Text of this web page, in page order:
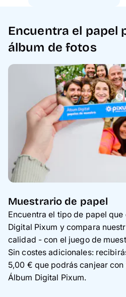
Encuentra el papel
álbum de fotos
Muestrario de papel
Encuentra el tipo de papel
Digital Pixum y compara
calidad - con el juego de
Sin costes adicionales:
5,00 € que podrás canjear
Álbum Digital Pixum.